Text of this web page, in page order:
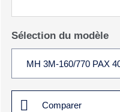
Sélection du modèle
Comparer